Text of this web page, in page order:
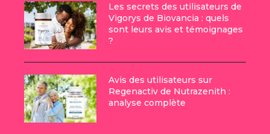
Les secrets des utilisateurs de
Vigorys de Biovancia : quels
sont leurs avis et témoignages
?
Avis des utilisateurs sur
Regenactiv de Nutrazenith :
analyse complète